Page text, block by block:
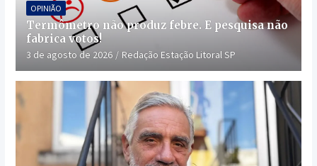
OPINIÃO
Termômetro não produz febre. E pesquisa não
fabrica votos!
3 de agosto de 2026 Redação Estação Litoral SP